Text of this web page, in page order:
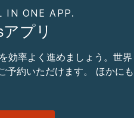
IN ONE APP.
プリ
効率よく進めましょう。世界
予約いただけます。 ほかにも